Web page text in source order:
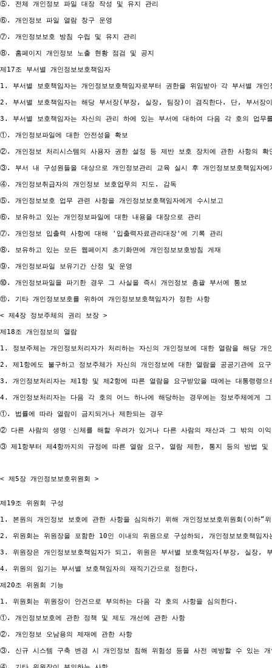
⑤. 전체 개인정보 파일 대장 작성 및 유지 관리
⑥. 개인정보 파일 열람 창구 운영
⑦. 개인정보보호 방침 수립 및 유지 관리
⑧. 홈페이지 개인정보 노출 현황 점검 및 공지
제17조 부서별 개인정보보호책임자
1. 부서별 보호책임자는 개인정보보호책임자로부터 권한을 위임받아 각 부서별 개
2. 부서별 보호책임자는 해당 부서장(부장, 실장, 팀장)이 겸직한다. 단, 부서장
3. 부서별 보호책임자는 자신의 관리 하에 있는 부서에 대하여 다음 각 호의 업무
①. 개인정보파일에 대한 안전성을 확보
②. 개인정보 처리시스템의 사용자 권한 설정 등 제반 보호 장치에 관한 사항의 확
③. 부서 내 구성원들을 대상으로 개인정보관리 교육 실시 후 개인정보보호책임자
④. 개인정보취급자의 개인정보 보호업무의 지도. 감독
⑤. 개인정보보호 업무 관련 사항을 개인정보보호책임자에게 수시보고
⑥. 보유하고 있는 개인정보파일에 대한 내용을 대장으로 관리
⑦. 개인정보 입출력 사항에 대해 '입출력자료관리대장'에 기록 관리
⑧. 보유하고 있는 모든 웹페이지 초기화면에 개인정보보호방침 게재
⑨. 개인정보파일 보유기간 산정 및 운영
⑩. 개인정보파일을 파기한 경우 그 사실을 즉시 개인정보 총괄 부서에 통보
⑪. 기타 개인정보보호를 위하여 개인정보보호책임자가 정한 사항
< 제4장 정보주체의 권리 보장 >
제18조 개인정보의 열람
1. 정보주체는 개인정보처리자가 처리하는 자신의 개인정보에 대한 열람을 해당 개
2. 제1항에도 불구하고 정보주체가 자신의 개인정보에 대한 열람을 공공기관에
3. 개인정보처리자는 제1항 및 제2항에 따른 열람을 요구받았을 때에는 대통령
4. 개인정보처리자는 다음 각 호의 어느 하나에 해당하는 경우에는 정보주체에게
①. 법률에 따라 열람이 금지되거나 제한되는 경우
② 다른 사람의 생명ㆍ신체를 해할 우려가 있거나 다른 사람의 재산과 그 밖의 이
③ 제1항부터 제4항까지의 규정에 따른 열람 요구, 열람 제한, 통지 등의 방법 및
< 제5장 개인정보보호위원회 >
제19조 위원회 구성
1. 본원의 개인정보 보호에 관한 사항을 심의하기 위해 개인정보보호위원회(이하“
2. 위원회는 위원장을 포함한 10인 이내의 위원으로 구성하되, 개인정보보호책임
3. 위원장은 개인정보보호책임자가 되고, 위원은 부서별 보호책임자(부장, 실장,
4. 위원의 임기는 부서별 보호책임자의 재직기간으로 정한다.
제20조 위원회 기능
1. 위원회는 위원장이 안건으로 부의하는 다음 각 호의 사항을 심의한다.
①. 개인정보보호에 관한 정책 및 제도 개선에 관한 사항
②. 개인정보 오남용의 제재에 관한 사항
③. 신규 시스템 구축 변경 시 개인정보 침해 위험성 등을 사전 예방할 수 있는 개